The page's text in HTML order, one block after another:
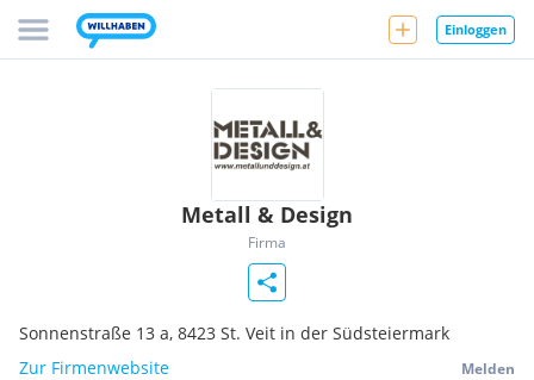
Einloggen
Metall & Design
Firma
Sonnenstraße 13 a, 8423 St. Veit in der Südsteiermark
Zur Firmenwebsite
Melden